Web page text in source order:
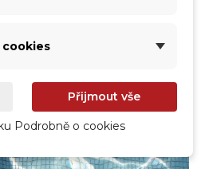
Přijmout vše
Podrobně o cookies